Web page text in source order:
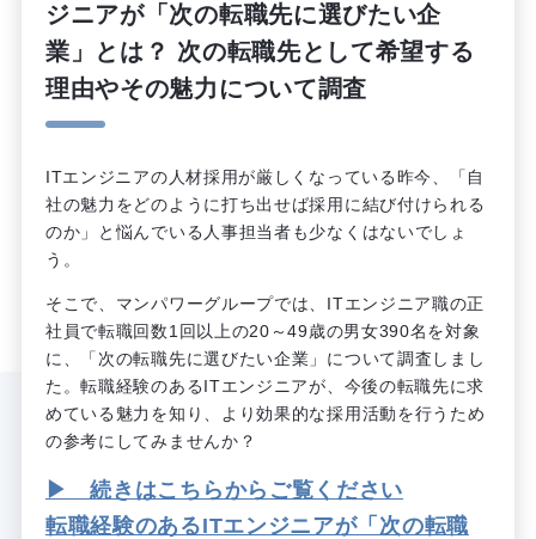
ジニアが「次の転職先に選びたい企
業」とは？ 次の転職先として希望する
理由やその魅力について調査
ITエンジニアの人材採用が厳しくなっている昨今、「自
社の魅力をどのように打ち出せば採用に結び付けられる
のか」と悩んでいる人事担当者も少なくはないでしょ
う。
そこで、マンパワーグループでは、ITエンジニア職の正
社員で転職回数1回以上の20～49歳の男女390名を対象
に、「次の転職先に選びたい企業」について調査しまし
た。転職経験のあるITエンジニアが、今後の転職先に求
めている魅力を知り、より効果的な採用活動を行うため
の参考にしてみませんか？
▶ 続きはこちらからご覧ください
転職経験のあるITエンジニアが「次の転職